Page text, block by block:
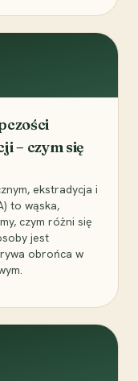
– czym się
ekstradycja i
to wąska,
czym różni się
jest
obrońca w